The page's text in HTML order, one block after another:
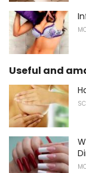
Useful and